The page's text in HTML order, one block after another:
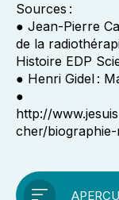
Sources :
● Jean-Pierre
de la
Histoire EDP
● Henri Gidel :
●
http://
cher/